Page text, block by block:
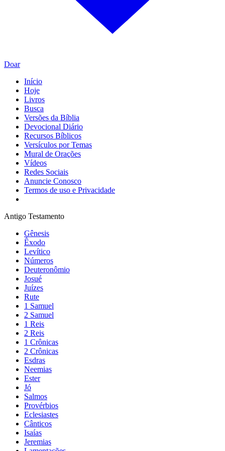
Doar
Início
Hoje
Livros
Busca
Versões da Bíblia
Devocional Diário
Recursos Bíblicos
Versículos por Temas
Mural de Orações
Vídeos
Redes Sociais
Anuncie Conosco
Termos de uso e Privacidade
Antigo Testamento
Gênesis
Êxodo
Levítico
Números
Deuteronômio
Josué
Juízes
Rute
1 Samuel
2 Samuel
1 Reis
2 Reis
1 Crônicas
2 Crônicas
Esdras
Neemias
Ester
Jó
Salmos
Provérbios
Eclesiastes
Cânticos
Isaías
Jeremias